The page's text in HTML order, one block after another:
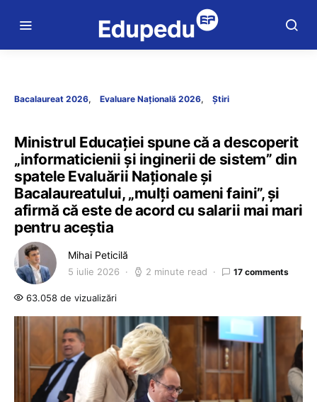
Bacalaureat 2026 Evaluare Națională 2026 Știri
Ministrul Educației spune că a descoperit
„informaticienii și inginerii de sistem” din
spatele Evaluării Naționale și
Bacalaureatului, „mulți oameni faini”, și
afirmă că este de acord cu salarii mai mari
pentru aceștia
Mihai Peticilă
5 iulie 2026 2 minute read 17 comments
63.058 de vizualizări